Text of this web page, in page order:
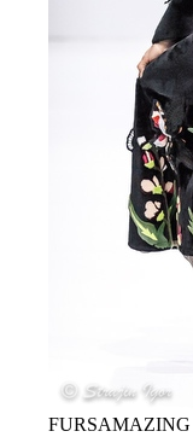
FURSAMAZING